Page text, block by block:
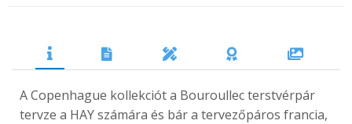
A Copenhague kollekciót a Bouroullec terstvérpár
tervze a HAY számára és bár a tervezőpáros francia,